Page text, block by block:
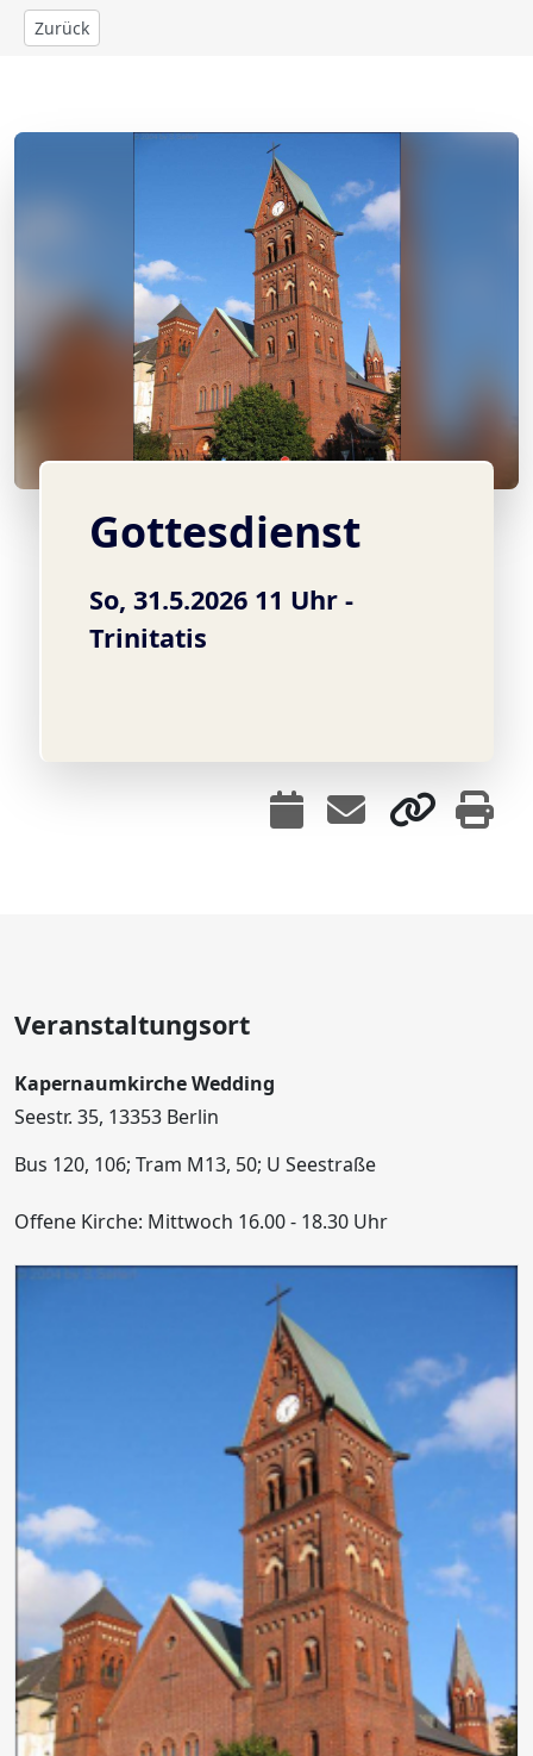
Zurück
Gottesdienst
So, 31.5.2026 11 Uhr -
Trinitatis
Veranstaltungsort
Kapernaumkirche Wedding
Seestr. 35, 13353 Berlin
Bus 120, 106; Tram M13, 50; U Seestraße
Offene Kirche: Mittwoch 16.00 - 18.30 Uhr